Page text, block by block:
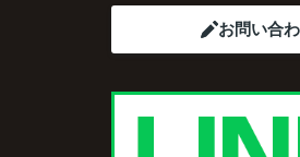
お問い合